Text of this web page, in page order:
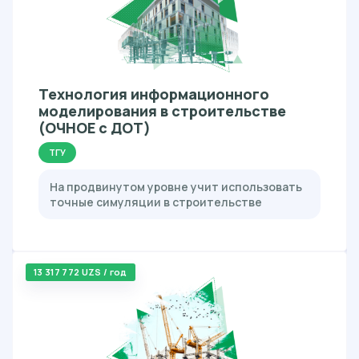
Технология информационного
моделирования в строительстве
(ОЧНОЕ с ДОТ)
ТГУ
На продвинутом уровне учит использовать
точные симуляции в строительстве
13 317 772 UZS / год